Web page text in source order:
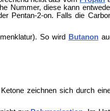
Nummer, diese kann
Pentan-2-on. Falls die
So wird Butanon
zeichnen sich durch